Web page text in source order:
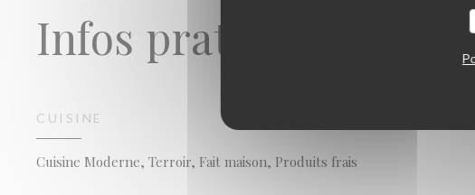
Infos pratiques
CUISINE
Cuisine Moderne, Terroir, Fait maison, Produits frais